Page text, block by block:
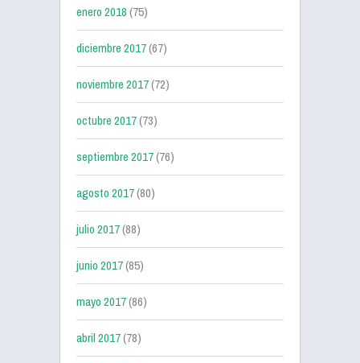
enero 2018(75)
diciembre 2017(67)
noviembre 2017(72)
octubre 2017(73)
septiembre 2017(76)
agosto 2017(80)
julio 2017(88)
junio 2017(85)
mayo 2017(86)
abril 2017(78)